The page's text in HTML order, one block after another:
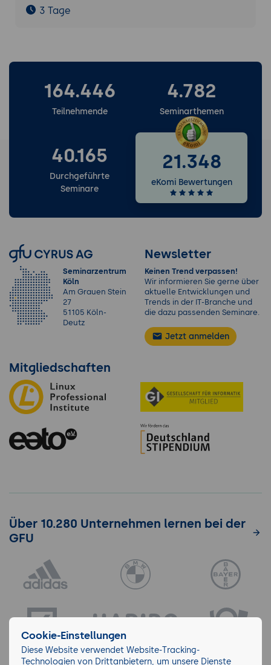
3 Tage
164.446
Teilnehmende
4.782
Seminarthemen
40.165
Durchgeführte
Seminare
21.348
eKomi Bewertungen
Seminarzentrum
Köln
Am Grauen Stein
27
51105 Köln-
Deutz
Newsletter
Keinen Trend verpassen!
Wir informieren Sie gerne über
aktuelle Entwicklungen und
Trends in der IT-Branche und
die dazu passenden Seminare.
Jetzt anmelden
Mitgliedschaften
Über 10.280 Unternehmen lernen bei der
GFU
Cookie-Einstellungen
Diese Website verwendet Website-Tracking-
Technologien von Drittanbietern, um unsere Dienste